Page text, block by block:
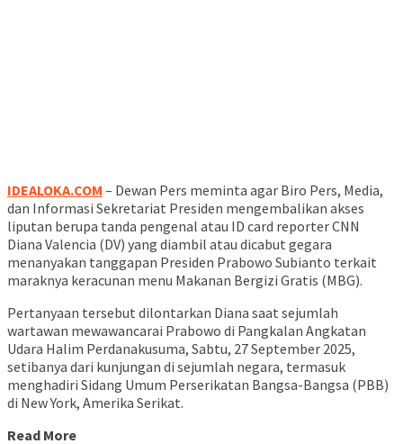
IDEALOKA.COM – Dewan Pers meminta agar Biro Pers, Media,
dan Informasi Sekretariat Presiden mengembalikan akses
liputan berupa tanda pengenal atau ID card reporter CNN
Diana Valencia (DV) yang diambil atau dicabut gegara
menanyakan tanggapan Presiden Prabowo Subianto terkait
maraknya keracunan menu Makanan Bergizi Gratis (MBG).
Pertanyaan tersebut dilontarkan Diana saat sejumlah
wartawan mewawancarai Prabowo di Pangkalan Angkatan
Udara Halim Perdanakusuma, Sabtu, 27 September 2025,
setibanya dari kunjungan di sejumlah negara, termasuk
menghadiri Sidang Umum Perserikatan Bangsa-Bangsa (PBB)
di New York, Amerika Serikat.
Read More